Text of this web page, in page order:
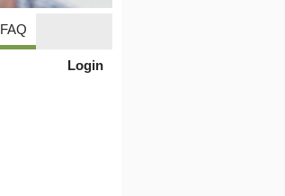
FAQ
Login